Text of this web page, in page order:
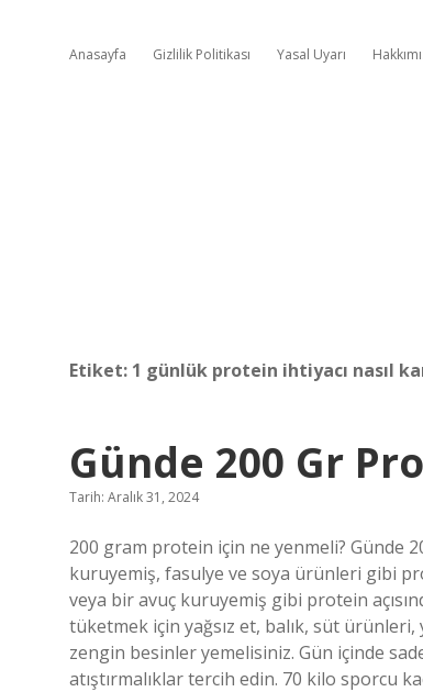
Anasayfa Gizlilik Politikası Yasal Uyarı
Etiket: 1 günlük protein ihtiyacı nasıl
Günde 200 Gr
Tarih: Aralık 31, 2024
200 gram protein için ne yenmeli? Günde
kuruyemiş, fasulye ve soya ürünleri gibi
veya bir avuç kuruyemiş gibi protein
tüketmek için yağsız et, balık, süt
zengin besinler yemelisiniz. Gün içinde
atıştırmalıklar tercih edin. 70 kilo sporcu